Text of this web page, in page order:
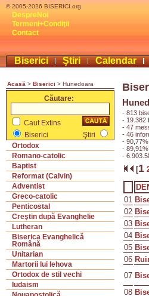
© 2005-2026 BISERICI.org
DespreNoi
Termeni+Condiţii
Contact
Biserici Ştiri Calendar
Acasă > Biserici > Hunedoara
Căutare:
Caut Extins
Biserici
Ştiri
Ortodox
Romano-catolic
Baptist
Reformat (Calvin)
Adventist
Greco-catolic
Penticostal
Creştin după Evanghelie
Lutheran
Biserica Evanghelică
Română
Unitarian
Martorii lui Iehova
Ortodox de stil vechi
Iudaism
- 813
- 19.382
- 47
- 46
-
-
-
[1
01
02
03
04
05
06
07
08